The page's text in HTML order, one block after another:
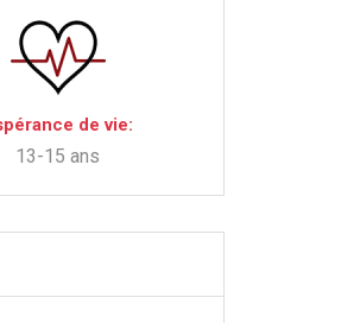
de vie:
13-15 ans